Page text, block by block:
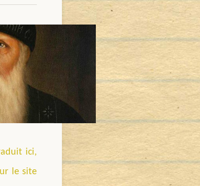
ici,
le site